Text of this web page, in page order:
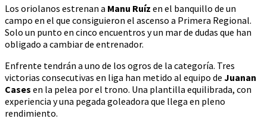
Los oriolanos estrenan a Manu Ruíz en el banquillo de un
campo en el que consiguieron el ascenso a Primera Regional.
Solo un punto en cinco encuentros y un mar de dudas que han
obligado a cambiar de entrenador.
Enfrente tendrán a uno de los ogros de la categoría. Tres
victorias consecutivas en liga han metido al equipo de Juanan
Cases en la pelea por el trono. Una plantilla equilibrada, con
experiencia y una pegada goleadora que llega en pleno
rendimiento.